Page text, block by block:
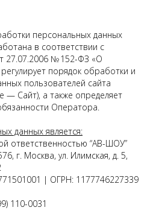
персональных данных
в соответствии с
27.07.2006 № 152-ФЗ «О
порядок обработки и
пользователей сайта
— Сайт), а также определяет
Оператора.
данных является:
ответственностью “АВ-ШОУ”
г. Москва, ул. Илимская, д. 5,
| ОГРН: 1177746227339
110-0031